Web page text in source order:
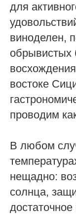
для
виноделен,
обрывистых
востоке
проводим
В любом
нещадно:
солнца,